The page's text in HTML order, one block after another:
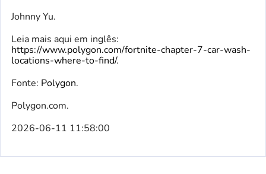
Johnny Yu.
Leia mais aqui em inglês:
https://www.polygon.com/fortnite-chapter-7-car-wash-
locations-where-to-find/.
Fonte: Polygon.
Polygon.com.
2026-06-11 11:58:00